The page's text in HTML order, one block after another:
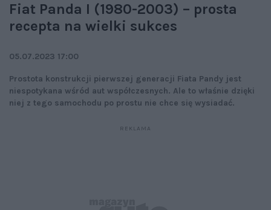
Fiat Panda I (1980-2003) – prosta
recepta na wielki sukces
05.07.2023 17:00
Prostota konstrukcji pierwszej generacji Fiata Pandy jest
niespotykana wśród aut współczesnych. Ale to właśnie dzięki
niej z tego samochodu po prostu nie chce się wysiadać.